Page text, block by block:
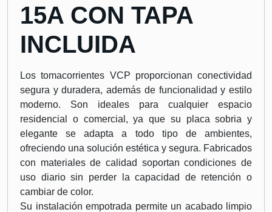
15A CON TAPA
INCLUIDA
Los tomacorrientes VCP proporcionan conectividad
segura y duradera, además de funcionalidad y estilo
moderno. Son ideales para cualquier espacio
residencial o comercial, ya que su placa sobria y
elegante se adapta a todo tipo de ambientes,
ofreciendo una solución estética y segura. Fabricados
con materiales de calidad soportan condiciones de
uso diario sin perder la capacidad de retención o
cambiar de color.
Su instalación empotrada permite un acabado limpio